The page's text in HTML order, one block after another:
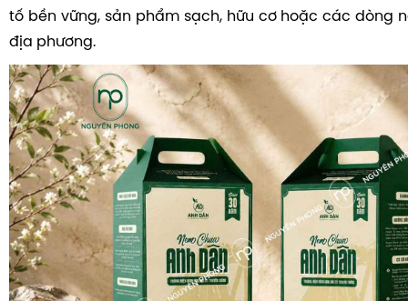
tố bền vững, sản phẩm sạch, hữu cơ hoặc các dòng
địa phương.